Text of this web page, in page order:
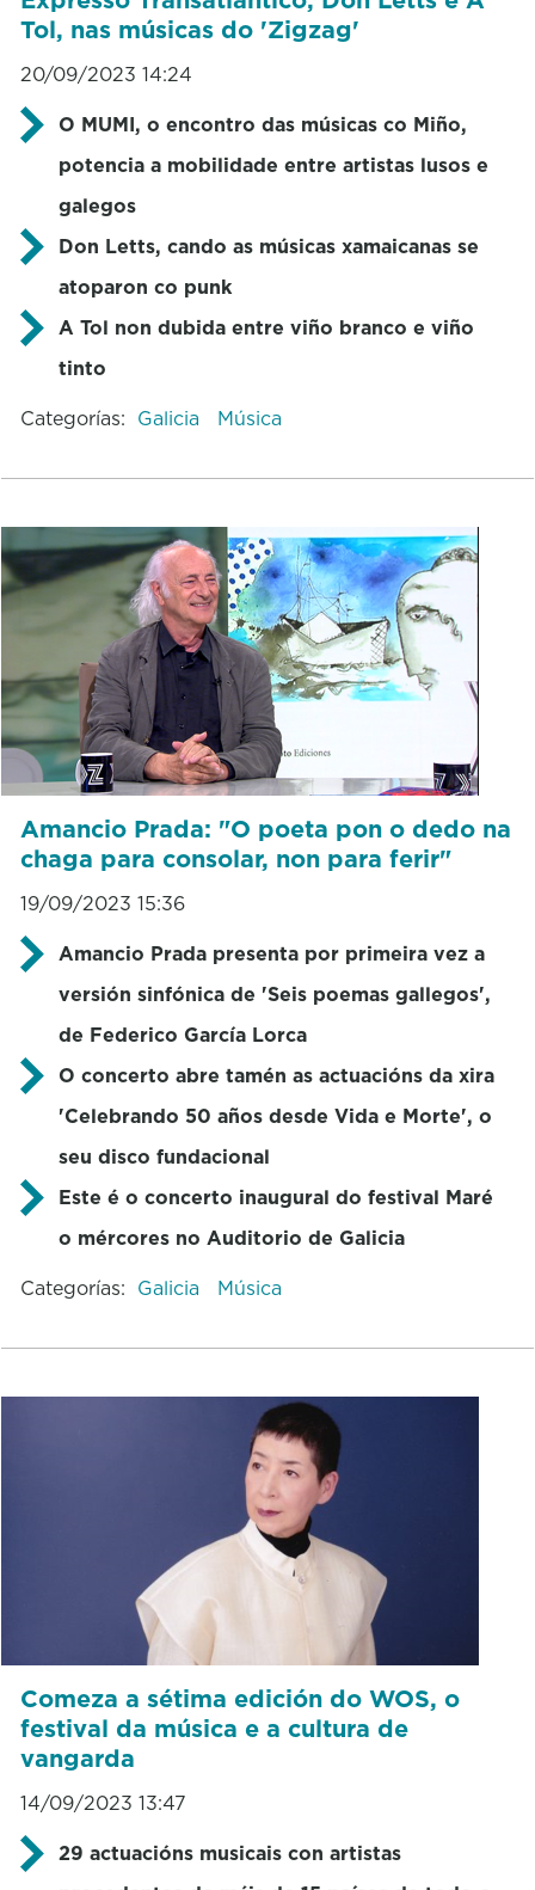
Tol, nas músicas do 'Zigzag'
20/09/2023 14:24
O MUMI, o encontro das músicas co Miño,
potencia a mobilidade entre artistas lusos e
galegos
Don Letts, cando as músicas xamaicanas se
atoparon co punk
A Tol non dubida entre viño branco e viño
tinto
Categorías: Galicia Música
Amancio Prada: "O poeta pon o dedo na
chaga para consolar, non para ferir"
19/09/2023 15:36
Amancio Prada presenta por primeira vez a
versión sinfónica de 'Seis poemas gallegos',
de Federico García Lorca
O concerto abre tamén as actuacións da xira
'Celebrando 50 años desde Vida e Morte', o
seu disco fundacional
Este é o concerto inaugural do festival Maré
o mércores no Auditorio de Galicia
Categorías: Galicia Música
Comeza a sétima edición do WOS, o
festival da música e a cultura de
vangarda
14/09/2023 13:47
29 actuacións musicais con artistas